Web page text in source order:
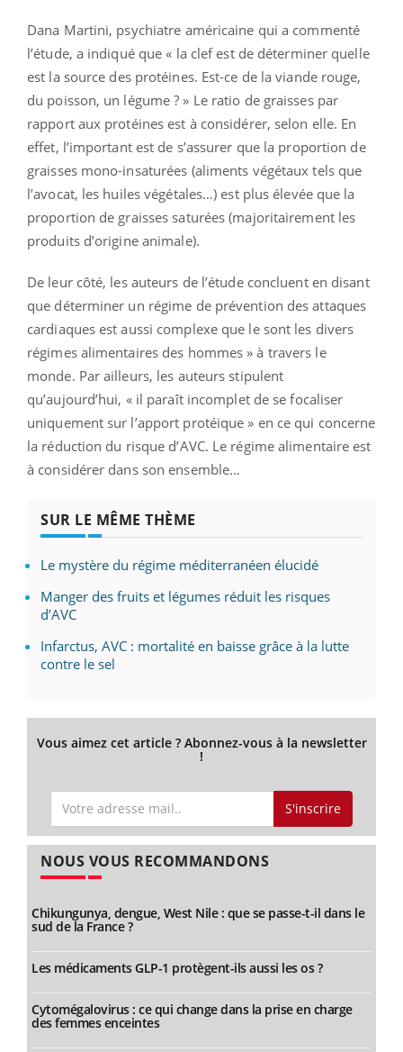
Dana Martini, psychiatre américaine qui a commenté
l’étude, a indiqué que « la clef est de déterminer quelle
est la source des protéines. Est-ce de la viande rouge,
du poisson, un légume ? » Le ratio de graisses par
rapport aux protéines est à considérer, selon elle. En
effet, l’important est de s’assurer que la proportion de
graisses mono-insaturées (aliments végétaux tels que
l’avocat, les huiles végétales…) est plus élevée que la
proportion de graisses saturées (majoritairement les
produits d’origine animale).
De leur côté, les auteurs de l’étude concluent en disant
que déterminer un régime de prévention des attaques
cardiaques est aussi complexe que le sont les divers
régimes alimentaires des hommes » à travers le
monde. Par ailleurs, les auteurs stipulent
qu’aujourd’hui, « il paraît incomplet de se focaliser
uniquement sur l’apport protéique » en ce qui concerne
la réduction du risque d’AVC. Le régime alimentaire est
à considérer dans son ensemble…
SUR LE MÊME THÈME
Le mystère du régime méditerranéen élucidé
Manger des fruits et légumes réduit les risques
d’AVC
Infarctus, AVC : mortalité en baisse grâce à la lutte
contre le sel
Vous aimez cet article ? Abonnez-vous à la newsletter
!
S'inscrire
NOUS VOUS RECOMMANDONS
Chikungunya, dengue, West Nile : que se passe-t-il dans le
sud de la France ?
Les médicaments GLP-1 protègent-ils aussi les os ?
Cytomégalovirus : ce qui change dans la prise en charge
des femmes enceintes